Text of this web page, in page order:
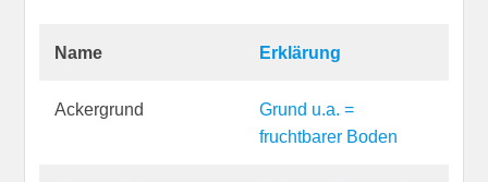
Name Erklärung
Ackergrund
Grund u.a. =
fruchtbarer Boden